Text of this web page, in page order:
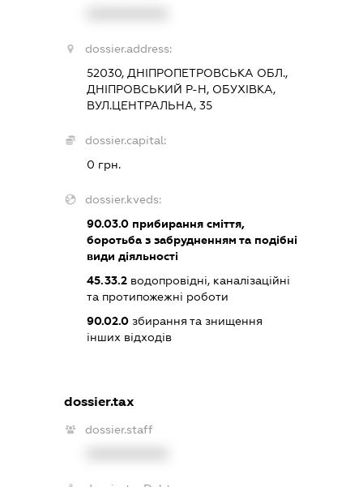
dossier.address:
52030, ДНІПРОПЕТРОВСЬКА ОБЛ.,
ДНІПРОВСЬКИЙ Р-Н, ОБУХІВКА,
ВУЛ.ЦЕНТРАЛЬНА, 35
dossier.capital:
0 грн.
dossier.kveds:
90.03.0 прибирання сміття,
боротьба з забрудненням та подібні
види діяльності
45.33.2 водопровідні, каналізаційні
та протипожежні роботи
90.02.0 збирання та знищення
інших відходів
dossier.tax
dossier.staff